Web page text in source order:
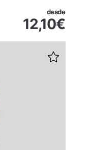
desde
12,10€